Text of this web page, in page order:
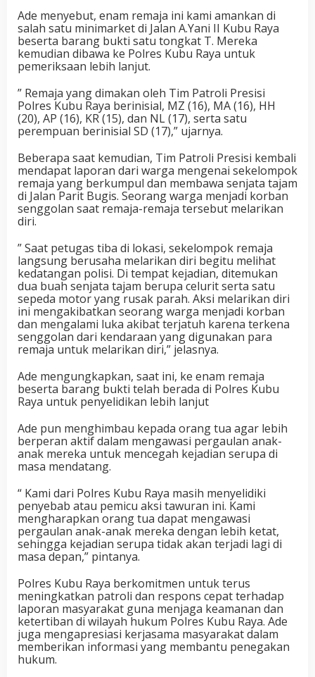
Ade menyebut, enam remaja ini kami amankan di
salah satu minimarket di Jalan A.Yani II Kubu Raya
beserta barang bukti satu tongkat T. Mereka
kemudian dibawa ke Polres Kubu Raya untuk
pemeriksaan lebih lanjut.
” Remaja yang dimakan oleh Tim Patroli Presisi
Polres Kubu Raya berinisial, MZ (16), MA (16), HH
(20), AP (16), KR (15), dan NL (17), serta satu
perempuan berinisial SD (17),” ujarnya.
Beberapa saat kemudian, Tim Patroli Presisi kembali
mendapat laporan dari warga mengenai sekelompok
remaja yang berkumpul dan membawa senjata tajam
di Jalan Parit Bugis. Seorang warga menjadi korban
senggolan saat remaja-remaja tersebut melarikan
diri.
” Saat petugas tiba di lokasi, sekelompok remaja
langsung berusaha melarikan diri begitu melihat
kedatangan polisi. Di tempat kejadian, ditemukan
dua buah senjata tajam berupa celurit serta satu
sepeda motor yang rusak parah. Aksi melarikan diri
ini mengakibatkan seorang warga menjadi korban
dan mengalami luka akibat terjatuh karena terkena
senggolan dari kendaraan yang digunakan para
remaja untuk melarikan diri,” jelasnya.
Ade mengungkapkan, saat ini, ke enam remaja
beserta barang bukti telah berada di Polres Kubu
Raya untuk penyelidikan lebih lanjut
Ade pun menghimbau kepada orang tua agar lebih
berperan aktif dalam mengawasi pergaulan anak-
anak mereka untuk mencegah kejadian serupa di
masa mendatang.
“ Kami dari Polres Kubu Raya masih menyelidiki
penyebab atau pemicu aksi tawuran ini. Kami
mengharapkan orang tua dapat mengawasi
pergaulan anak-anak mereka dengan lebih ketat,
sehingga kejadian serupa tidak akan terjadi lagi di
masa depan,” pintanya.
Polres Kubu Raya berkomitmen untuk terus
meningkatkan patroli dan respons cepat terhadap
laporan masyarakat guna menjaga keamanan dan
ketertiban di wilayah hukum Polres Kubu Raya. Ade
juga mengapresiasi kerjasama masyarakat dalam
memberikan informasi yang membantu penegakan
hukum.